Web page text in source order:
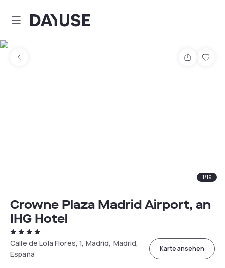
Dayuse
Teilen
1/19
Crowne Plaza Madrid Airport, an
IHG Hotel
Calle de Lola Flores, 1, Madrid, Madrid,
España
Karte ansehen